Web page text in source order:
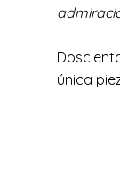
única